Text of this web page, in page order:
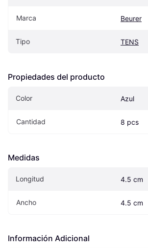
Marca Beurer
Tipo TENS
Propiedades del producto
Color Azul
Cantidad 8 pcs
Medidas
Longitud 4.5 cm
Ancho 4.5 cm
Información Adicional